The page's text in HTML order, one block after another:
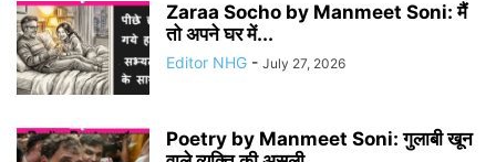
Zaraa Socho by Manmeet Soni: मैं
तो अपने घर में...
Editor NHG - July 27, 2026
Poetry by Manmeet Soni: गुलाबी खून